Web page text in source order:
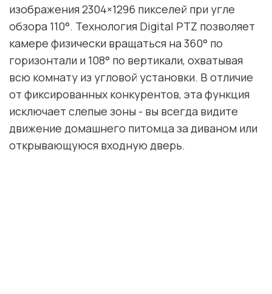
изображения 2304×1296 пикселей при угле
обзора 110°. Технология Digital PTZ позволяет
камере физически вращаться на 360° по
горизонтали и 108° по вертикали, охватывая
всю комнату из угловой установки. В отличие
от фиксированных конкурентов, эта функция
исключает слепые зоны - вы всегда видите
движение домашнего питомца за диваном или
открывающуюся входную дверь.